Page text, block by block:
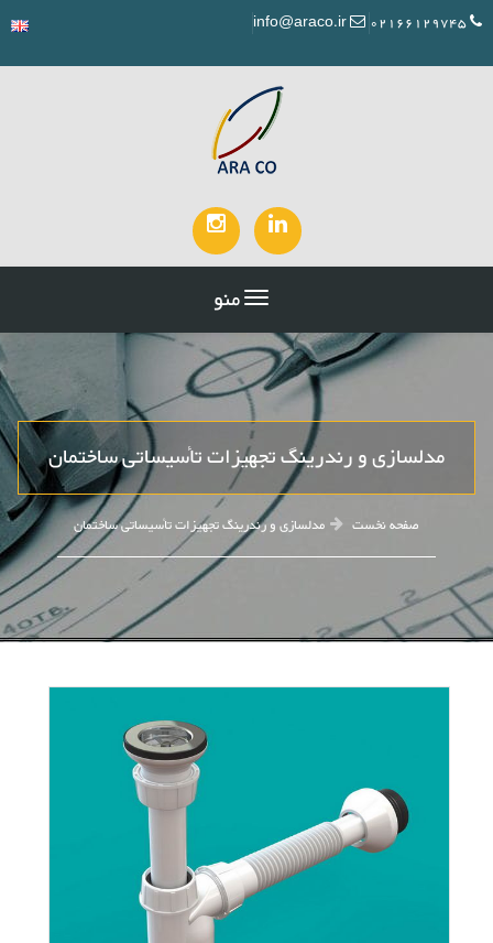
منو
مدلسازی و رندرینگ تجهیزات تأسیساتی ساختمان
صفحه نخست مدلسازی و رندرینگ تجهیزات تأسیساتی ساختمان